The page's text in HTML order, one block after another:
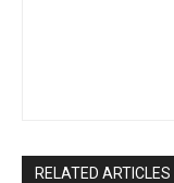
RELATED ARTICLES